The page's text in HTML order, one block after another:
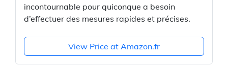
incontournable pour quiconque a besoin
d’effectuer des mesures rapides et précises.
View Price at Amazon.fr